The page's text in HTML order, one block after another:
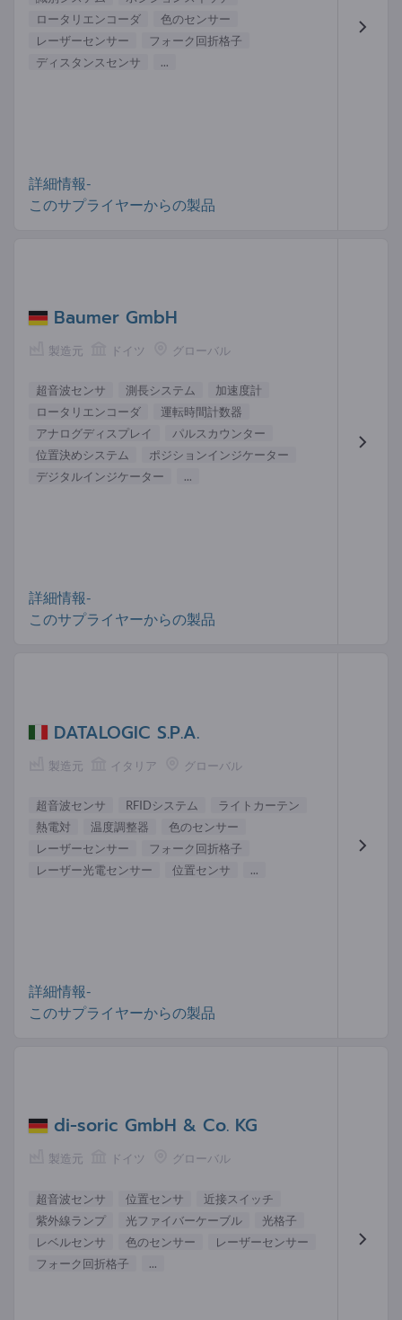
ロータリエンコーダ
色のセンサー
レーザーセンサー
フォーク回折格子
ディスタンスセンサ
...
詳細情報-
このサプライヤーからの製品
Baumer GmbH
製造元 ドイツ グローバル
超音波センサ 測長システム
加速度計
ロータリエンコーダ
運転時間計数器
アナログディスプレイ
パルスカウンター
位置決めシステム
ポジションインジケーター
デジタルインジケーター
...
詳細情報-
このサプライヤーからの製品
DATALOGIC S.P.A.
製造元 イタリア グローバル
超音波センサ RFIDシステム
ライトカーテン
熱電対
温度調整器
色のセンサー
レーザーセンサー
フォーク回折格子
レーザー光電センサー
位置センサ ...
詳細情報-
このサプライヤーからの製品
di-soric GmbH & Co. KG
製造元 ドイツ グローバル
超音波センサ 位置センサ
近接スイッチ
紫外線ランプ
光ファイバーケーブル
光格子
レベルセンサ
色のセンサー
レーザーセンサー
フォーク回折格子
...